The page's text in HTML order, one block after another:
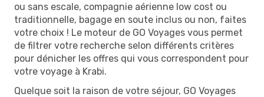
ou sans escale, compagnie aérienne low cost ou
traditionnelle, bagage en soute inclus ou non, faites
votre choix ! Le moteur de GO Voyages vous permet
de filtrer votre recherche selon différents critères
pour dénicher les offres qui vous correspondent pour
votre voyage à Krabi.
Quelque soit la raison de votre séjour, GO Voyages